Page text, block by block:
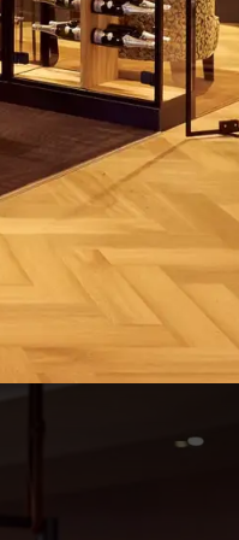
Bewertungen